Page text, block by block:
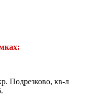
Подрезково, кв-л